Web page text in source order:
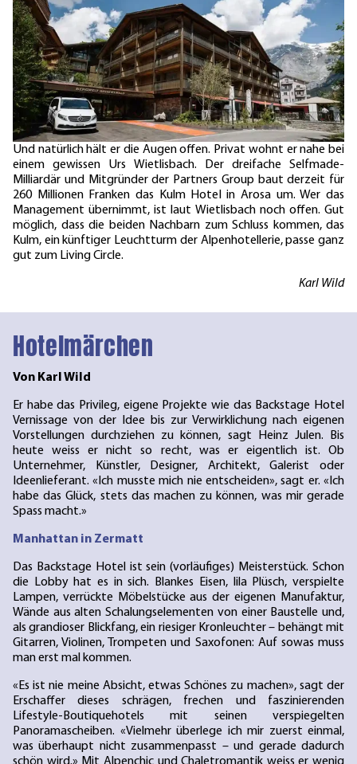
Reich werde man mit einem Projekt wie dem Living Circle nicht,
aber wenn man es richtig mache, verliere man auch kein Geld,
war Anda schon damals im Storchen überzeugt. Und als
Branchenfremder war er, im Unterschied zu vielen andern, klug
genug, für den Aufbau der Gruppe hochkarätige Profis zu
engagieren. Anda konnte sich, wie geplant und erhofft, schon
früh beruhigt ins zweite Glied zurückziehen.
Und natürlich hält er die Augen offen. Privat wohnt er nahe bei
einem gewissen Urs Wietlisbach. Der dreifache Selfmade-
Milliardär und Mitgründer der Partners Group baut derzeit für
260 Millionen Franken das Kulm Hotel in Arosa um. Wer das
Management übernimmt, ist laut Wietlisbach noch offen. Gut
möglich, dass die beiden Nachbarn zum Schluss kommen, das
Kulm, ein künftiger Leuchtturm der Alpenhotellerie, passe ganz
gut zum Living Circle.
Karl Wild
Hotelmärchen
Von Karl Wild
Er habe das Privileg, eigene Projekte wie das Backstage Hotel
Vernissage von der Idee bis zur Verwirklichung nach eigenen
Vorstellungen durchziehen zu können, sagt Heinz Julen. Bis
heute weiss er nicht so recht, was er eigentlich ist. Ob
Unternehmer, Künstler, Designer, Architekt, Galerist oder
Ideenlieferant. «Ich musste mich nie entscheiden», sagt er. «Ich
habe das Glück, stets das machen zu können, was mir gerade
Spass macht.»
Manhattan in Zermatt
Das Backstage Hotel ist sein (vorläufiges) Meisterstück. Schon
die Lobby hat es in sich. Blankes Eisen, lila Plüsch, verspielte
Lampen, verrückte Möbelstücke aus der eigenen Manufaktur,
Wände aus alten Schalungselementen von einer Baustelle und,
als grandioser Blickfang, ein riesiger Kronleuchter – behängt mit
Gitarren, Violinen, Trompeten und Saxofonen: Auf sowas muss
man erst mal kommen.
«Es ist nie meine Absicht, etwas Schönes zu machen», sagt der
Erschaffer dieses schrägen, frechen und faszinierenden
Lifestyle-Boutiquehotels mit seinen verspiegelten
Panoramascheiben. «Vielmehr überlege ich mir zuerst einmal,
was überhaupt nicht zusammenpasst – und gerade dadurch